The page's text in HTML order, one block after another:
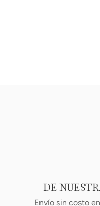
DE
Envío sin costo